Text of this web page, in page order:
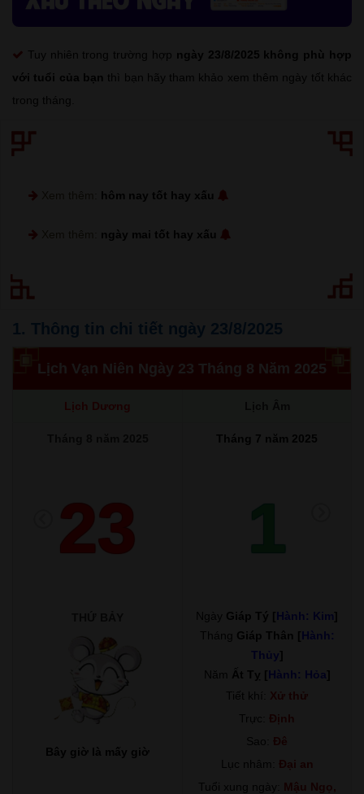
Tuy nhiên trong trường hợp ngày 23/8/2025 không phù hợp
với tuổi của bạn thì bạn hãy tham khảo xem thêm ngày tốt khác
trong tháng.
hôm nay tốt hay xấu
ngày mai tốt hay xấu
1. Thông tin chi tiết ngày 23/8/2025
Lịch Vạn Niên Ngày 23 Tháng 8 Năm 2025
Lịch Dương
Tháng 7 năm 2025
23 1
Bây giờ là mấy giờ
Ngày Giáp Tý [Hành: Kim]
Tháng Giáp Thân [Hành:
Thủy]
Năm Ất Tỵ [Hành: Hỏa]
Tiết khí: Xử thử
Trực: Định
Sao: Đê
Lục nhâm: Đại an
Tuổi xung ngày: Mậu Ngọ,